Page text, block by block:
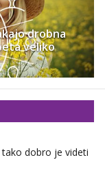
drobna
veliko
dobro je videti